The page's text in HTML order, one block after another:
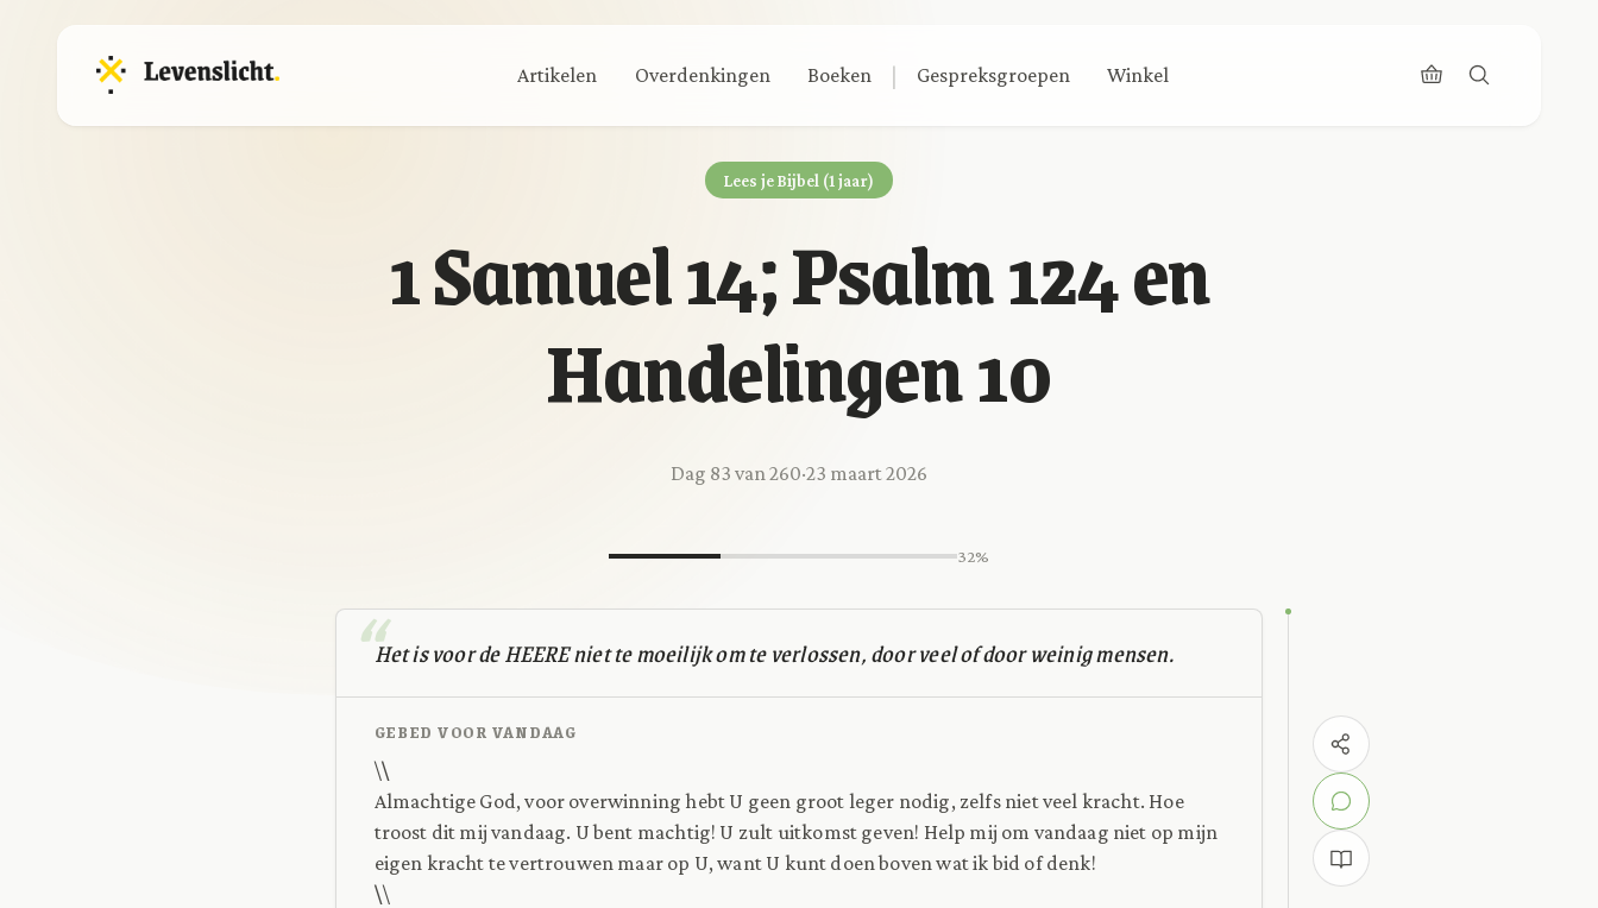
Artikelen Overdenkingen Boeken | Gespreksgroepen Winkel
Lees je Bijbel (1 jaar)
1 Samuel 14; Psalm 124 en
Handelingen 10
Dag 83 van 260·23 maart 2026
32%
Het is voor de HEERE niet te moeilijk om te verlossen, door veel of door weinig mensen.
GEBED VOOR VANDAAG
\\
Almachtige God, voor overwinning hebt U geen groot leger nodig, zelfs niet veel kracht. Hoe
troost dit mij vandaag. U bent machtig! U zult uitkomst geven! Help mij om vandaag niet op mijn
eigen kracht te vertrouwen maar op U, want U kunt doen boven wat ik bid of denk!
\\